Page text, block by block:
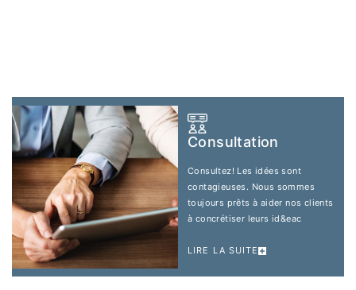
Consultation
Consultez! Les idées sont
contagieuses. Nous sommes
toujours prêts à aider nos clients
à concrétiser leurs id&eac
LIRE LA SUITE